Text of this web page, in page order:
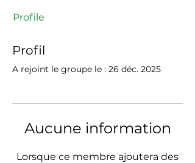
Profile
Profil
A rejoint le groupe le : 26 déc. 2025
Aucune information
Lorsque ce membre ajoutera des